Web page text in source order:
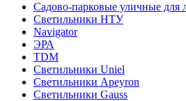
Садово-парковые уличные
Светильники НТУ
Navigator
ЭРА
TDM
Светильники Uniel
Светильники Apeyron
Светильники Gauss